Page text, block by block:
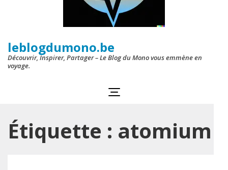
leblogdumono.be
Découvrir, Inspirer, Partager – Le Blog du Mono vous emmène en
voyage.
Étiquette : atomium